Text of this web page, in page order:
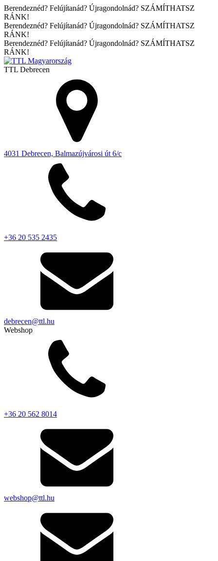
Berendeznéd? Felújítanád? Újragondolnád? SZÁMÍTHATSZ
RÁNK!
Berendeznéd? Felújítanád? Újragondolnád? SZÁMÍTHATSZ
RÁNK!
Berendeznéd? Felújítanád? Újragondolnád? SZÁMÍTHATSZ
RÁNK!
TTL Debrecen
4031 Debrecen, Balmazújvárosi út 6/c
+36 20 535 2435
debrecen@ttl.hu
Webshop
+36 20 562 8014
webshop@ttl.hu